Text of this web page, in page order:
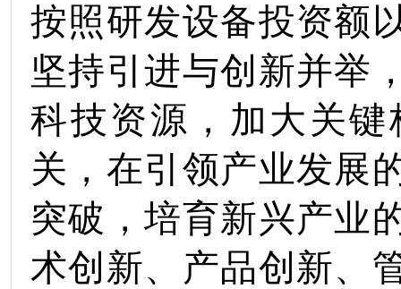
按照研发设备投资额
坚持引进与创新并举
科技资源，加大关
关，在引领产业发展
突破，培育新兴产业
术创新、产品创新、